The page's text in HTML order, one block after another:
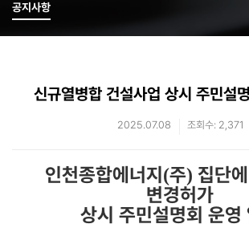
공지사항
신규열병합 건설사업 상시 주민설
2025.07.08 조회수: 2,371
인천종합에너지 (주) 집단
변경허가
상시 주민설명회 운영